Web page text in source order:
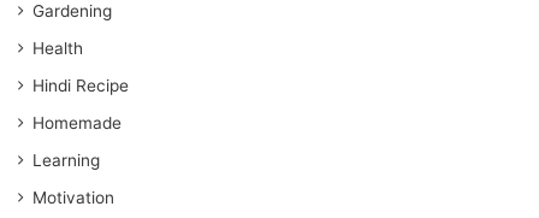
Gardening
Health
Hindi Recipe
Homemade
Learning
Motivation